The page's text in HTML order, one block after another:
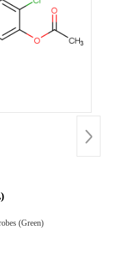
(Green)